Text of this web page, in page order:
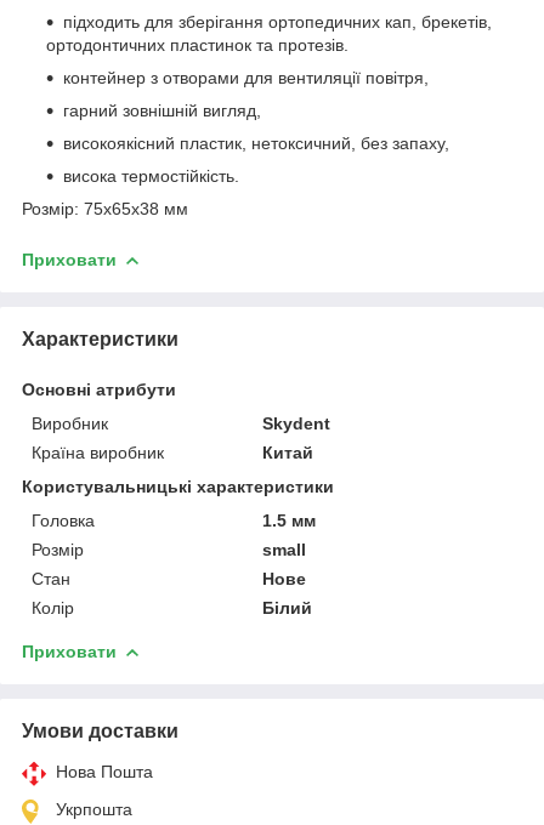
підходить для зберігання ортопедичних кап, брекетів,
ортодонтичних пластинок та протезів.
контейнер з отворами для вентиляції повітря,
гарний зовнішній вигляд,
високоякісний пластик, нетоксичний, без запаху,
висока термостійкість.
Розмір: 75х65х38 мм
Приховати
Характеристики
Основні атрибути
Виробник
Skydent
Країна виробник
Китай
Користувальницькі характеристики
Головка
1.5 мм
Розмір
small
Стан
Нове
Колір
Білий
Приховати
Умови доставки
Нова Пошта
Укрпошта